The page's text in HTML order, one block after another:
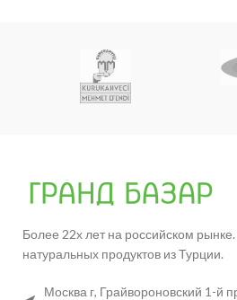
Более 22х лет на российском
натуральных продуктов из Турции.
Москва г, Грайвороновский 1-й